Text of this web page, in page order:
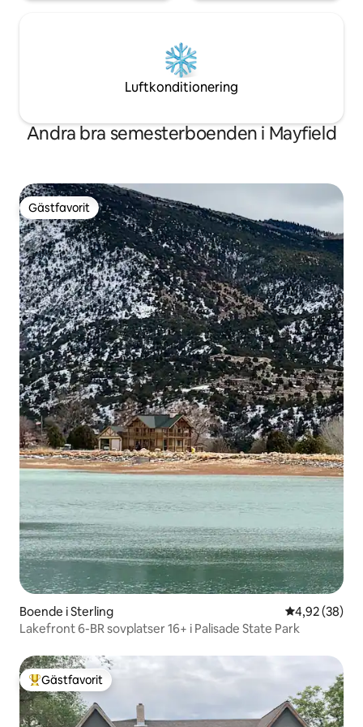
Luftkonditionering
Andra bra semesterboenden i Mayfield
Gästfavorit
Gästfavorit
Boende i Sterling 4,92 av 5 i
4,92 (38)
Lakefront 6-BR sovplatser 16+ i Palisade State Park
Populär gästfavorit
Gästfavorit